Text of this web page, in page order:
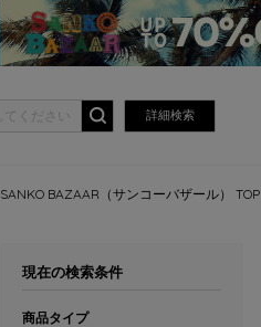
詳細検索
SANKO BAZAAR（サンコーバザール） TOP
現在の検索条件
商品タイプ